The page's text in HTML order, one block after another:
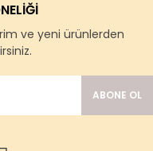
ve yeni ürünlerden
ABONE OL